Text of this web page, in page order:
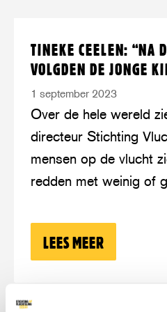
TINEKE CEELEN: “NA
VOLGDEN DE JONGE
1 september 2023
Over de hele wereld
directeur Stichting
mensen op de vlucht
redden met weinig of
LEES MEER
meer
Tineke
Ceelen:
“Na
dieren
volgden
kinderen”
Lees
over: